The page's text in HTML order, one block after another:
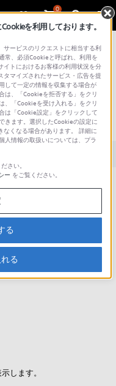
0
せ
03/11
確認する方法
。
ス]欄を確認します
します。
を利用しております。
サービスのリクエストに相当する利
常、必須Cookieと呼ばれ、利用を
トにおけるお客様の利用状況を分
マイズされたサービス・広告を提
して一定の情報を収集する場合が
は、「Cookieを拒否する」をクリ
、「Cookieを受け入れる」をクリ
は「Cookie設定」をクリックして
きます。選択したCookieの設定に
なくなる場合があります。 詳細に
人情報の取扱いについては、プラ
さい。
ー をご覧ください。
る
る